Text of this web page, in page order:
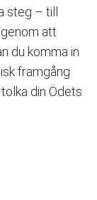
steg – till
att
du komma in
framgång
din Ödets